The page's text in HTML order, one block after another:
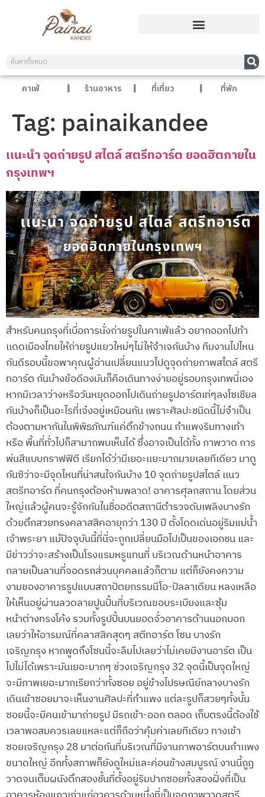
คาเฟ่ ร้านอาหาร ที่เที่ยว ที่พัก
Tag: painaikandee
เเนะนำ จุดถ่ายรูป สไตล์ สตรีทอาร์ต ยอดฮิตภายใน
กรุงเทพฯ
สำหรับคนกรุงที่เบื่อการนั่งถ่ายรูปในคาเฟ่แล้ว อยากออกไปท้า
เเดดเมืองไทยให้ถ่ายรูปแยวใหม่ๆไม่ให้จำเจกันบ้าง ทีมงานไปไหน
กันดีรอบนี้ขอพาคุณผู้อ่านเปลี่ยนแนวไปดูจุดถ่ายภาพสไตล์ สตรี
ทอาร์ต กันบ้างข้อดีองมันก็คือเดินทางง่ายอยู่รอบกรุงเทพนี่เอง
หากมีเวลาว่างหรือวันหยุดออกไปเดินถ่ายรูปอาร์ตเท่ๆลงโซเชียล
กันบ้างก็เป็นอะไรที่เจ๋งอยู่เหมือนกัน เพราะศิลปะชนิดนี้ไม่จำเป็น
ต้องตามหากันในพิพิธภัณฑ์แค่ตึกข้างถนน กำแพงริมทางเท้า
หรือ พื้นที่ทั่วไปก็สามาถพบเห็นได้ ซึ่งอาจเป็นได้ทั้ง ภาพวาด การ
พ่นสีแบบกราฟฟิตี เรียกได้ว่ามีเยอะเเยะมากมายเลยทีเดียว มาดู
กันซิว่าจะมีจุดไหนที่น่าสนใจกันบ้าง 10 จุดถ่ายรูปสไตล์ เเนว
สตรีทอาร์ต ที่คนกรุงต้องห้ามพลาด! อาคารศุลกสถาน โดยส่วน
ใหญ่เเล้วผู้คนจะรู้จักกันในชื่ออดีตสถานีตำรวจดับเพลิงบางรัก
ด้วยตึกสวยทรงคลาสสิคอายุกว่า 130 ปี ตั้งโดดเด่นอยู่ริมแม่น้ำ
เจ้าพระยา แม้ปัจจุบันนี้ที่นี่จะถูกเปลี่ยนมือไปเป็นของเอกชน และ
มีข่าวว่าจะสร้างเป็นโรงแรมหรูแทนที่ บริเวณด้านหน้าอาคาร
กลายเป็นลานที่จอดรถส่วนบุคคลแล้วก็ตาม แต่ก็ยังคงความ
งามของอาคารรูปแบบสถาปัตยกรรมนีโอ-ปัลลาเดียน หลงเหลือ
ให้เห็นอยู่ผ่านลวดลายปูนปั้นที่บริเวณขอบระเบียงและซุ้ม
หน้าต่างทรงโค้ง รวมทั้งรูปปั้นบนยอดจั่วอาคารด้านนอกบอก
เลยว่าให้อารมณ์ที่คลาสสิคสุดๆ สตีทอาร์ต โซน บางรัก
เจริญกรุง หากพูดถึงโซนนี้จะลืมไปเลยว่าไม่เคยมีงานอาร์ต เป็น
ไปไม่ได้เพราะมันเยอะมากๆ ช่วงเจริญกรุง 32 จุดนี้เป็นจุดใหญ่
จะมีภาพเยอะมากเรียกว่าทั้งซอย อยู่ข้างไปรษณีย์กลางบางรัก
เดินเข้าซอยมาจะเห็นงานศิลปะที่กำแพง แต่ละรูปก็สวยๆทั้งนั้น
ซอยนี้จะมีคนเข้ามาถ่ายรูป มีรถเข้า-ออก ตลอด เก็บตรงนี้ต้องใช้
เวลาพอสมควรเลยแหละแต่ก็ถือว่าคุ้มค่าเลยทีเดียว ทางเข้า
ซอยเจริญกรุง 28 มาต่อกันที่บริเวณที่มีงานภาพอาร์ตบนกำเเพง
ขนาดใหญ่ อีกทั้งสภาพก็ยังดูใหม่และค่อนข้างสมบูรณ์ งานนี้ถูฏ
วาดจนเต็มผนังตึกสองชั้นที่ตั้งอยู่ริมปากซอยทั้งสองฝั่งที่เป็น
อาคารห้องแถวเก่าแก่อาคารด้านหนึ่งที่เป็นจุดภาพวาดสตรี